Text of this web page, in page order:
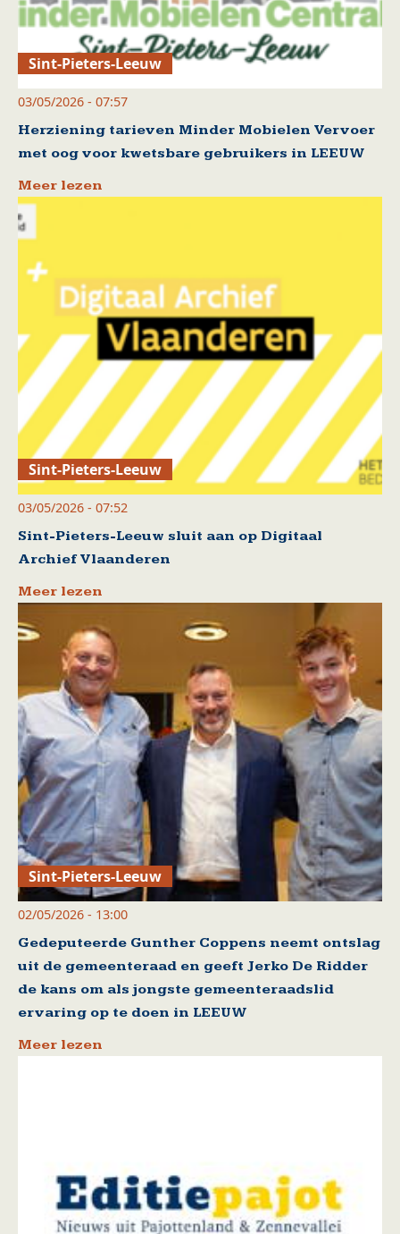
Sint-Pieters-Leeuw
03/05/2026 - 07:57
Herziening tarieven Minder Mobielen Vervoer
met oog voor kwetsbare gebruikers in LEEUW
Meer lezen
Sint-Pieters-Leeuw
03/05/2026 - 07:52
Sint-Pieters-Leeuw sluit aan op Digitaal
Archief Vlaanderen
Meer lezen
Sint-Pieters-Leeuw
02/05/2026 - 13:00
Gedeputeerde Gunther Coppens neemt ontslag
uit de gemeenteraad en geeft Jerko De Ridder
de kans om als jongste gemeenteraadslid
ervaring op te doen in LEEUW
Meer lezen